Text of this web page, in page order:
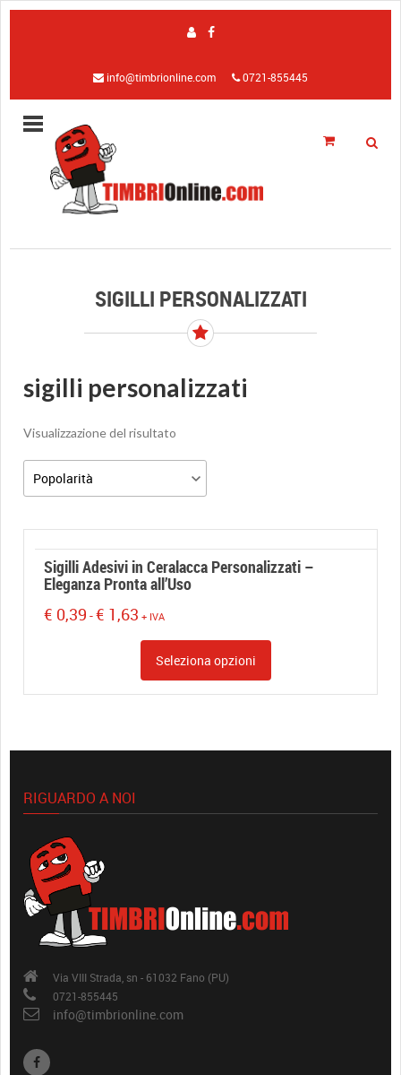
info@timbrionline.com 0721-855445
SIGILLI PERSONALIZZATI
sigilli personalizzati
Visualizzazione del risultato
Sigilli Adesivi in Ceralacca Personalizzati –
Eleganza Pronta all’Uso
€ 0,39 -€ 1,63 + IVA
Seleziona opzioni
RIGUARDO A NOI
Via VIII Strada, sn - 61032 Fano (PU)
0721-855445
info@timbrionline.com